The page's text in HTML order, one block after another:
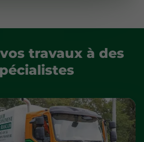
travaux à des